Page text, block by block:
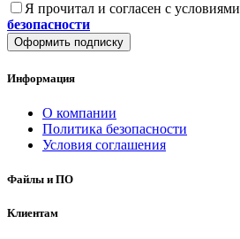
Я прочитал и согласен с условиями
безопасности
Оформить подписку
Информация
О компании
Политика безопасности
Условия соглашения
Файлы и ПО
Клиентам